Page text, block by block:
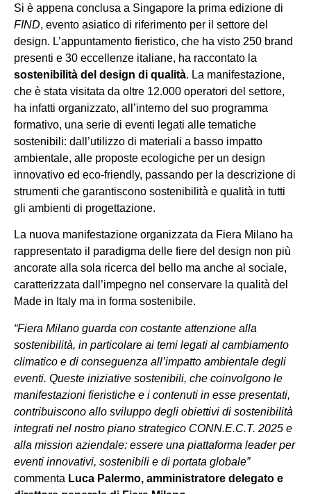
Si è appena conclusa a Singapore la prima edizione di
FIND, evento asiatico di riferimento per il settore del
design. L’appuntamento fieristico, che ha visto 250 brand
presenti e 30 eccellenze italiane, ha raccontato la
sostenibilità del design di qualità. La manifestazione,
che è stata visitata da oltre 12.000 operatori del settore,
ha infatti organizzato, all’interno del suo programma
formativo, una serie di eventi legati alle tematiche
sostenibili: dall’utilizzo di materiali a basso impatto
ambientale, alle proposte ecologiche per un design
innovativo ed eco-friendly, passando per la descrizione di
strumenti che garantiscono sostenibilità e qualità in tutti
gli ambienti di progettazione.
La nuova manifestazione organizzata da Fiera Milano ha
rappresentato il paradigma delle fiere del design non più
ancorate alla sola ricerca del bello ma anche al sociale,
caratterizzata dall’impegno nel conservare la qualità del
Made in Italy ma in forma sostenibile.
“Fiera Milano guarda con costante attenzione alla
sostenibilità, in particolare ai temi legati al cambiamento
climatico e di conseguenza all’impatto ambientale degli
eventi. Queste iniziative sostenibili, che coinvolgono le
manifestazioni fieristiche e i contenuti in esse presentati,
contribuiscono allo sviluppo degli obiettivi di sostenibilità
integrati nel nostro piano strategico CONN.E.C.T. 2025 e
alla mission aziendale: essere una piattaforma leader per
eventi innovativi, sostenibili e di portata globale”
commenta Luca Palermo, amministratore delegato e